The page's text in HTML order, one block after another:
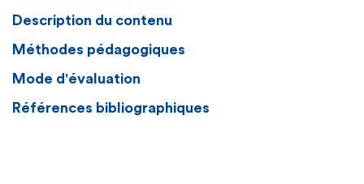
Description du contenu
Méthodes pédagogiques
Mode d'évaluation
Références bibliographiques